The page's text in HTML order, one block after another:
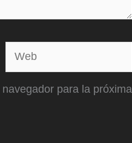
Web
para la próxima